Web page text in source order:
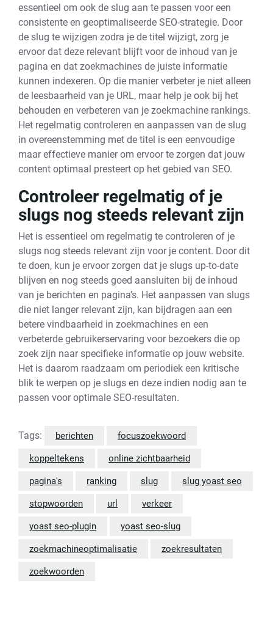
essentieel om ook de slug aan te passen voor een
consistente en geoptimaliseerde SEO-strategie. Door
de slug te wijzigen zodra je de titel wijzigt, zorg je
ervoor dat deze relevant blijft voor de inhoud van je
pagina en dat zoekmachines de juiste informatie
kunnen indexeren. Op die manier verbeter je niet alleen
de leesbaarheid van je URL, maar help je ook bij het
behouden en verbeteren van je zoekmachine rankings.
Het regelmatig controleren en aanpassen van de slug
in overeenstemming met de titel is een eenvoudige
maar effectieve manier om ervoor te zorgen dat jouw
content optimaal presteert op het gebied van SEO.
Controleer regelmatig of je
slugs nog steeds relevant zijn
Het is essentieel om regelmatig te controleren of je
slugs nog steeds relevant zijn voor je content. Door dit
te doen, kun je ervoor zorgen dat je slugs up-to-date
blijven en nog steeds goed aansluiten bij de inhoud
van je berichten en pagina’s. Het aanpassen van slugs
die niet langer relevant zijn, kan bijdragen aan een
betere vindbaarheid in zoekmachines en een
verbeterde gebruikerservaring voor bezoekers die op
zoek zijn naar specifieke informatie op jouw website.
Het is daarom raadzaam om periodiek een kritische
blik te werpen op je slugs en deze indien nodig aan te
passen voor optimale SEO-resultaten.
Tags: berichten focuszoekwoord
koppeltekens online zichtbaarheid
pagina's ranking slug slug yoast seo
stopwoorden url verkeer
yoast seo-plugin yoast seo-slug
zoekmachineoptimalisatie zoekresultaten
zoekwoorden